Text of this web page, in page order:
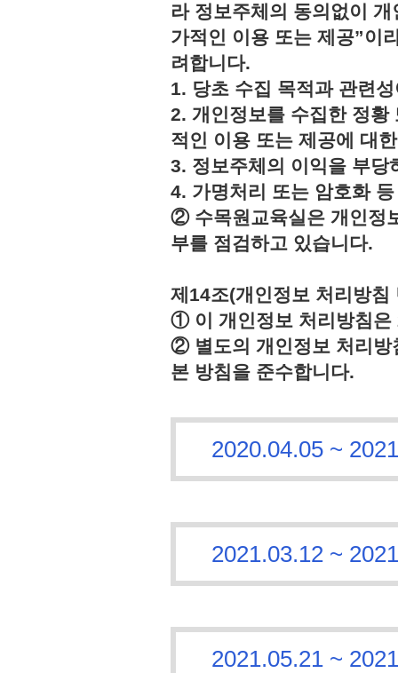
라 정보주체의 동의없이
가적인 이용 또는 제공”이
려합니다.
1. 당초 수집 목적과 관련
2. 개인정보를 수집한 정황
적인 이용 또는 제공에 대
3. 정보주체의 이익을 부당
4. 가명처리 또는 암호화
② 수목원교육실은 개인정
부를 점검하고 있습니다.
제14조(개인정보 처리방침
① 이 개인정보 처리방침은
② 별도의 개인정보 처리방
본 방침을 준수합니다.
2020.04.05 ~
2021.03.12 ~
2021.05.21 ~